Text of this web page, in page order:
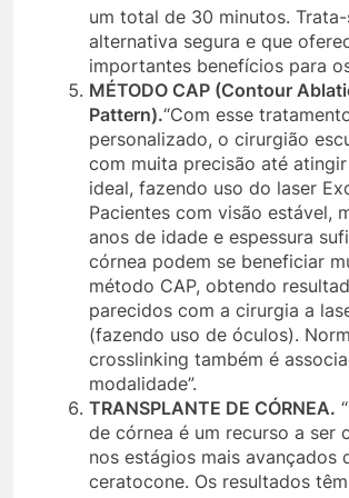
um total de 30 minutos.
alternativa segura e que
importantes benefícios para
MÉTODO CAP (Contour
Pattern).“Com esse
personalizado, o cirurgião
com muita precisão até
ideal, fazendo uso do laser
Pacientes com visão estável,
anos de idade e espessura
córnea podem se beneficiar
método CAP, obtendo
parecidos com a cirurgia a
(fazendo uso de óculos).
crosslinking também é
modalidade”.
TRANSPLANTE DE CÓRNEA.
de córnea é um recurso a ser
nos estágios mais avançados
ceratocone. Os resultados